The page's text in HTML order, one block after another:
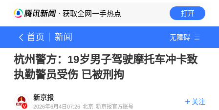
· 获取全网一手热点 打开
首页 新闻 无障碍
杭州警方：19岁男子驾驶摩托车冲卡致
执勤警员受伤 已被刑拘
新京报
2026年6月4日07:26 北京 新京报官方账号
关注